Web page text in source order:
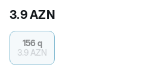
3.9AZN
156 q
3.9 AZN